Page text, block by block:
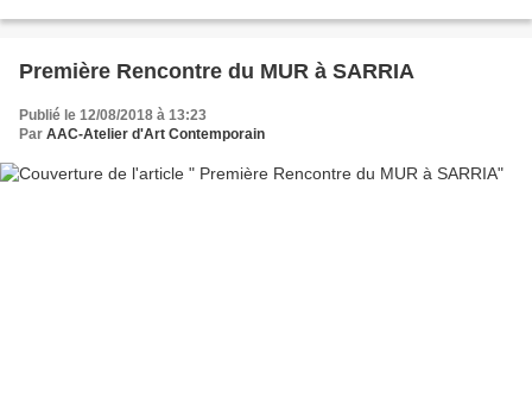
Première Rencontre du MUR à SARRIA
Publié le 12/08/2018 à 13:23
Par AAC-Atelier d'Art Contemporain